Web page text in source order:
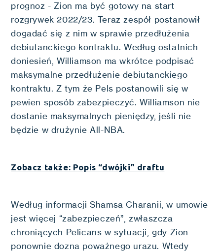
prognoz - Zion ma być gotowy na start
rozgrywek 2022/23. Teraz zespół postanowił
dogadać się z nim w sprawie przedłużenia
debiutanckiego kontraktu. Według ostatnich
doniesień, Williamson ma wkrótce podpisać
maksymalne przedłużenie debiutanckiego
kontraktu. Z tym że Pels postanowili się w
pewien sposób zabezpieczyć. Williamson nie
dostanie maksymalnych pieniędzy, jeśli nie
będzie w drużynie All-NBA.
Zobacz także: Popis “dwójki” draftu
Według informacji Shamsa Charanii, w umowie
jest więcej “zabezpieczeń”, zwłaszcza
chroniących Pelicans w sytuacji, gdy Zion
ponownie dozna poważnego urazu. Wtedy